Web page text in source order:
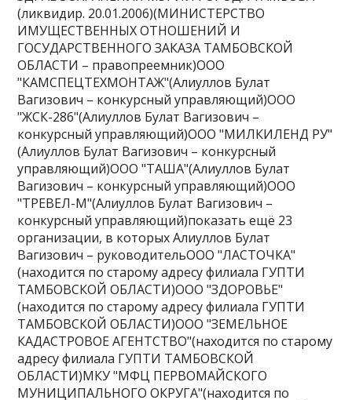
(ликвидир. 20.01.2006)(МИНИСТЕРСТВО
ИМУЩЕСТВЕННЫХ ОТНОШЕНИЙ И
ГОСУДАРСТВЕННОГО ЗАКАЗА ТАМБОВСКОЙ
ОБЛАСТИ – правопреемник)ООО
"КАМСПЕЦТЕХМОНТАЖ"(Алиуллов Булат
Вагизович – конкурсный управляющий)ООО
"ЖСК-286"(Алиуллов Булат Вагизович –
конкурсный управляющий)ООО "МИЛКИЛЕНД РУ"
(Алиуллов Булат Вагизович – конкурсный
управляющий)ООО "ТАША"(Алиуллов Булат
Вагизович – конкурсный управляющий)ООО
"ТРЕВЕЛ-М"(Алиуллов Булат Вагизович –
конкурсный управляющий)показать ещё 23
организации, в которых Алиуллов Булат
Вагизович – руководительООО "ЛАСТОЧКА"
(находится по старому адресу филиала ГУПТИ
ТАМБОВСКОЙ ОБЛАСТИ)ООО "ЗДОРОВЬЕ"
(находится по старому адресу филиала ГУПТИ
ТАМБОВСКОЙ ОБЛАСТИ)ООО "ЗЕМЕЛЬНОЕ
КАДАСТРОВОЕ АГЕНТСТВО"(находится по старому
адресу филиала ГУПТИ ТАМБОВСКОЙ
ОБЛАСТИ)МКУ "МФЦ ПЕРВОМАЙСКОГО
МУНИЦИПАЛЬНОГО ОКРУГА"(находится по